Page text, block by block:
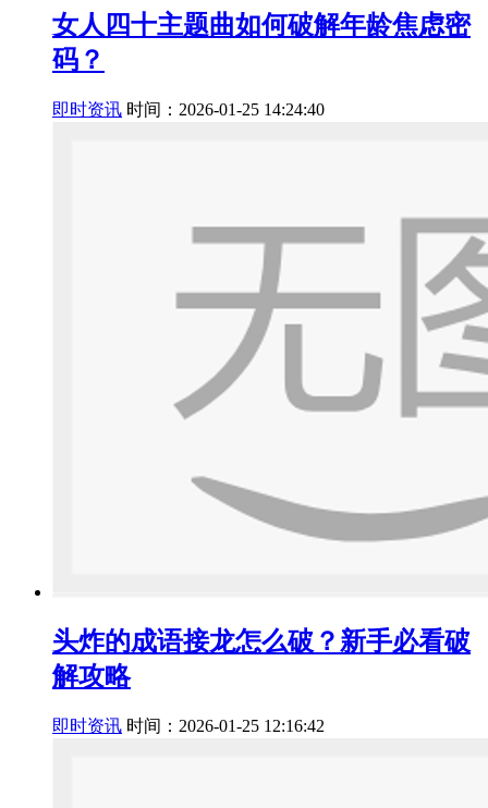
女人四十主题曲如何破解年龄焦虑密
码？
即时资讯 时间：2026-01-25 14:24:40
头炸的成语接龙怎么破？新手必看破
解攻略
即时资讯 时间：2026-01-25 12:16:42